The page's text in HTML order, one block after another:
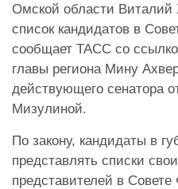
Омской области Виталий
список кандидатов в
сообщает ТАСС со
главы региона Мину
действующего сенатора
Мизулиной.
По закону, кандидаты в
представлять списки
представителей в